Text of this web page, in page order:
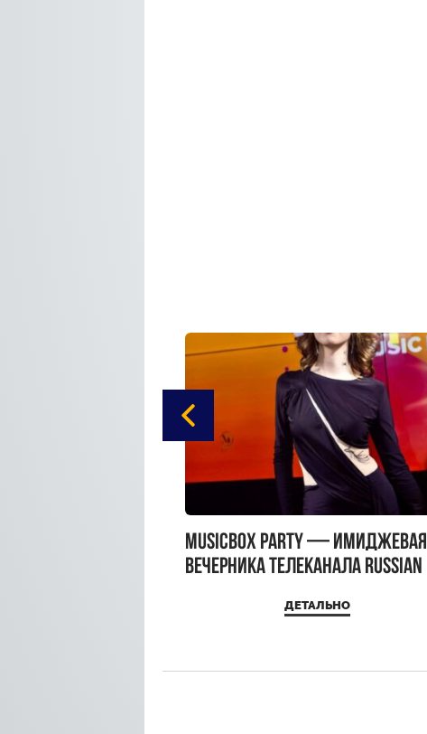
MUSICBOX PARTY — имиджевая
вечерника телеканала RUSSIAN
ДЕТАЛЬНО